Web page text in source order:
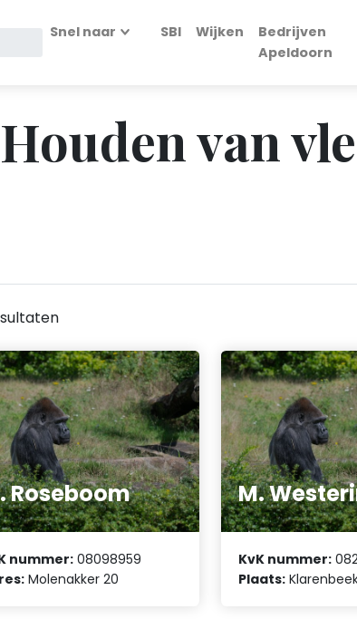
Snel naar SBI Wijken
Bedrijven
Apeldoorn
van
Roseboom
nummer: 08098959
Molenakker 20
M.
KvK nummer:
Plaats: